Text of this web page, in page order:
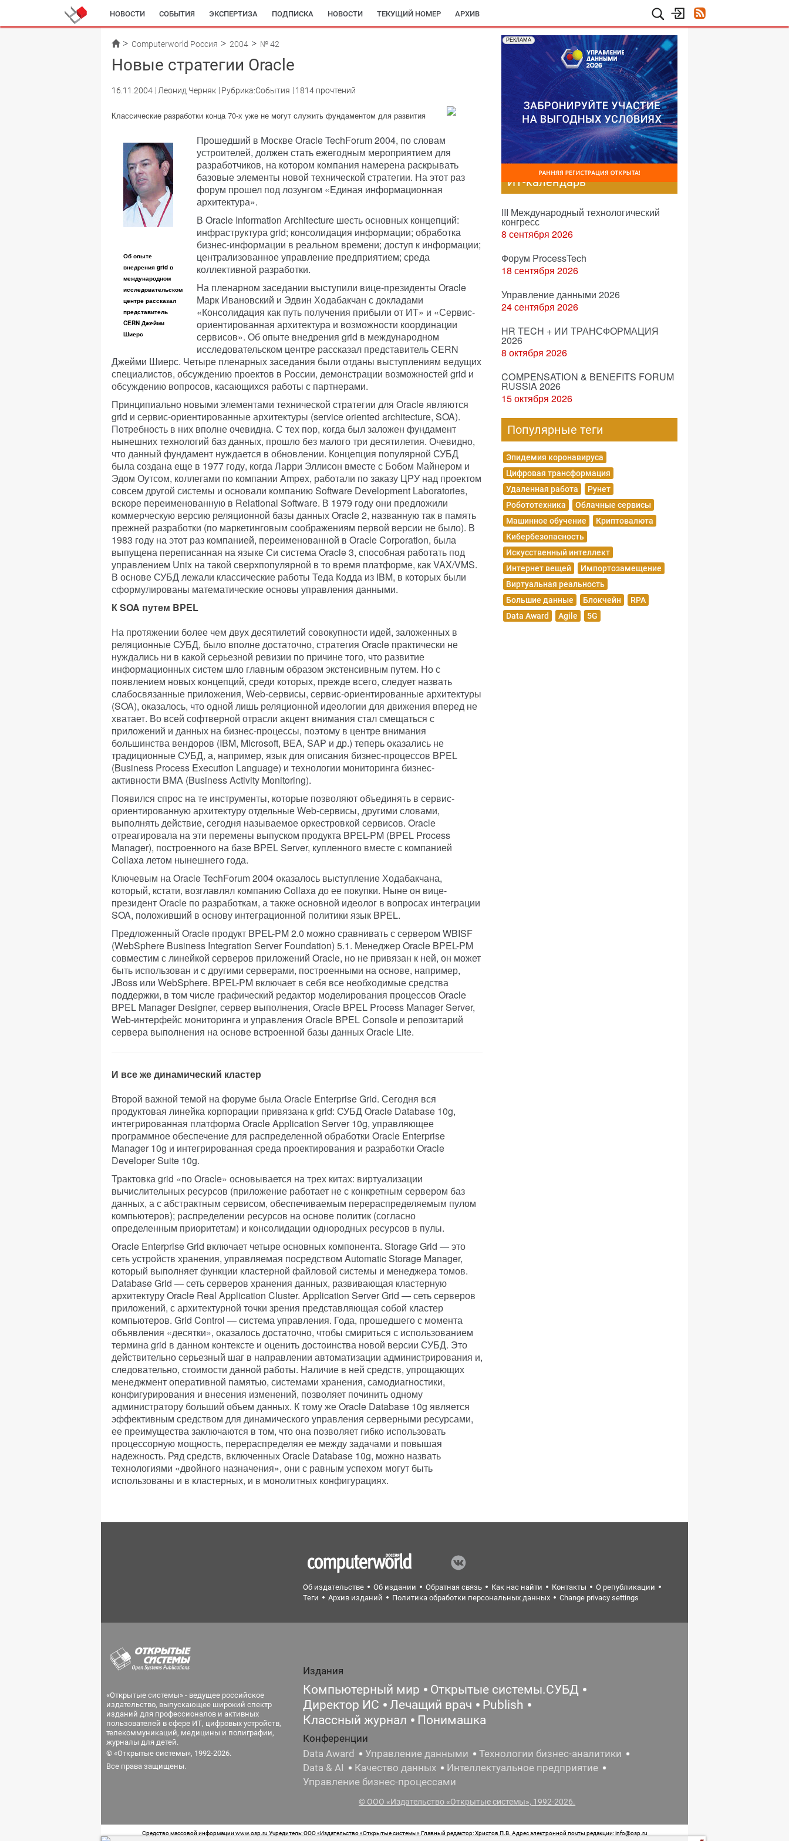
НОВОСТИ СОБЫТИЯ ЭКСПЕРТИЗА ПОДПИСКА НОВОСТИ ТЕКУЩИЙ НОМЕР АРХИВ
Computerworld Россия 2004 № 42
Новые стратегии Oracle
16.11.2004 Леонид Черняк Рубрика:События 1814 прочтений
Классические разработки конца 70-х уже не могут служить фундаментом для развития
Об опыте
внедрения grid в
международном
исследовательском
центре рассказал
представитель
CERN Джейми
Шиерс
Прошедший в Москве Oracle TechForum 2004, по словам
устроителей, должен стать ежегодным мероприятием для
разработчиков, на котором компания намерена раскрывать
базовые элементы новой технической стратегии. На этот раз
форум прошел под лозунгом «Единая информационная
архитектура».
В Oracle Information Architecture шесть основных концепций:
инфраструктура grid; консолидация информации; обработка
бизнес-информации в реальном времени; доступ к информации;
централизованное управление предприятием; среда
коллективной разработки.
На пленарном заседании выступили вице-президенты Oracle
Марк Ивановский и Эдвин Ходабакчан с докладами
«Консолидация как путь получения прибыли от ИТ» и «Сервис-
ориентированная архитектура и возможности координации
сервисов». Об опыте внедрения grid в международном
исследовательском центре рассказал представитель CERN
Джейми Шиерс. Четыре пленарных заседания были отданы выступлениям ведущих
специалистов, обсуждению проектов в России, демонстрации возможностей grid и
обсуждению вопросов, касающихся работы с партнерами.
Принципиально новыми элементами технической стратегии для Oracle являются
grid и сервис-ориентированные архитектуры (service oriented architecture, SOA).
Потребность в них вполне очевидна. С тех пор, когда был заложен фундамент
нынешних технологий баз данных, прошло без малого три десятилетия. Очевидно,
что данный фундамент нуждается в обновлении. Концепция популярной СУБД
была создана еще в 1977 году, когда Ларри Эллисон вместе с Бобом Майнером и
Эдом Оутсом, коллегами по компании Ampex, работали по заказу ЦРУ над проектом
совсем другой системы и основали компанию Software Development Laboratories,
вскоре переименованную в Relational Software. В 1979 году они предложили
коммерческую версию реляционной базы данных Oracle 2, названную так в память
прежней разработки (по маркетинговым соображениям первой версии не было). В
1983 году на этот раз компанией, переименованной в Oracle Corporation, была
выпущена переписанная на языке Си система Oracle 3, способная работать под
управлением Unix на такой сверхпопулярной в то время платформе, как VAX/VMS.
В основе СУБД лежали классические работы Теда Кодда из IBM, в которых были
сформулированы математические основы управления данными.
К SOA путем BPEL
На протяжении более чем двух десятилетий совокупности идей, заложенных в
реляционные СУБД, было вполне достаточно, стратегия Oracle практически не
нуждались ни в какой серьезной ревизии по причине того, что развитие
информационных систем шло главным образом экстенсивным путем. Но с
появлением новых концепций, среди которых, прежде всего, следует назвать
слабосвязанные приложения, Web-сервисы, сервис-ориентированные архитектуры
(SOA), оказалось, что одной лишь реляционной идеологии для движения вперед не
хватает. Во всей софтверной отрасли акцент внимания стал смещаться с
приложений и данных на бизнес-процессы, поэтому в центре внимания
большинства вендоров (IBM, Microsoft, BEA, SAP и др.) теперь оказались не
традиционные СУБД, а, например, язык для описания бизнес-процессов BPEL
(Business Process Execution Language) и технологии мониторинга бизнес-
активности BMA (Business Activity Monitoring).
Появился спрос на те инструменты, которые позволяют объединять в сервис-
ориентированную архитектуру отдельные Web-сервисы, другими словами,
выполнять действие, сегодня называемое оркестровкой сервисов. Oracle
отреагировала на эти перемены выпуском продукта BPEL-PM (BPEL Process
Manager), построенного на базе BPEL Server, купленного вместе с компанией
Collaxa летом нынешнего года.
Ключевым на Oracle TechForum 2004 оказалось выступление Ходабакчана,
который, кстати, возглавлял компанию Collaxa до ее покупки. Ныне он вице-
президент Oracle по разработкам, а также основной идеолог в вопросах интеграции
SOA, положивший в основу интеграционной политики язык BPEL.
Предложенный Oracle продукт BPEL-PM 2.0 можно сравнивать с сервером WBISF
(WebSphere Business Integration Server Foundation) 5.1. Менеджер Oracle BPEL-PM
совместим с линейкой серверов приложений Oracle, но не привязан к ней, он может
быть использован и с другими серверами, построенными на основе, например,
JBoss или WebSphere. BPEL-PM включает в себя все необходимые средства
поддержки, в том числе графический редактор моделирования процессов Oracle
BPEL Manager Designer, сервер выполнения, Oracle BPEL Process Manager Server,
Web-интерфейс мониторинга и управления Oracle BPEL Console и репозитарий
сервера выполнения на основе встроенной базы данных Oracle Lite.
И все же динамический кластер
Второй важной темой на форуме была Oracle Enterprise Grid. Сегодня вся
продуктовая линейка корпорации привязана к grid: СУБД Oracle Database 10g,
интегрированная платформа Oracle Application Server 10g, управляющее
программное обеспечение для распределенной обработки Oracle Enterprise
Manager 10g и интегрированная среда проектирования и разработки Oracle
Developer Suite 10g.
Трактовка grid «по Oracle» основывается на трех китах: виртуализации
вычислительных ресурсов (приложение работает не с конкретным сервером баз
данных, а с абстрактным сервисом, обеспечиваемым перераспределяемым пулом
компьютеров); распределении ресурсов на основе политик (согласно
определенным приоритетам) и консолидации однородных ресурсов в пулы.
Oracle Enterprise Grid включает четыре основных компонента. Storage Grid — это
сеть устройств хранения, управляемая посредством Automatic Storage Manager,
который выполняет функции кластерной файловой системы и менеджера томов.
Database Grid — сеть серверов хранения данных, развивающая кластерную
архитектуру Oracle Real Application Cluster. Application Server Grid — сеть серверов
приложений, с архитектурной точки зрения представляющая собой кластер
компьютеров. Grid Control — система управления. Года, прошедшего с момента
объявления «десятки», оказалось достаточно, чтобы смириться с использованием
термина grid в данном контексте и оценить достоинства новой версии СУБД. Это
действительно серьезный шаг в направлении автоматизации администрирования и,
следовательно, стоимости данной работы. Наличие в ней средств, упрощающих
менеджмент оперативной памятью, системами хранения, самодиагностики,
конфигурирования и внесения изменений, позволяет починить одному
администратору больший объем данных. К тому же Oracle Database 10g является
эффективным средством для динамического управления серверными ресурсами,
ее преимущества заключаются в том, что она позволяет гибко использовать
процессорную мощность, перераспределяя ее между задачами и повышая
надежность. Ряд средств, включенных Oracle Database 10g, можно назвать
технологиями «двойного назначения», они с равным успехом могут быть
использованы и в кластерных, и в монолитных конфигурациях.
РЕКЛАМА
ИТ-календарь
III Международный технологический
конгресс
8 сентября 2026
Форум ProcessTech
18 сентября 2026
Управление данными 2026
24 сентября 2026
HR TECH + ИИ ТРАНСФОРМАЦИЯ
2026
8 октября 2026
COMPENSATION & BENEFITS FORUM
RUSSIA 2026
15 октября 2026
Популярные теги
Эпидемия коронавируса
Цифровая трансформация
Удаленная работа
Рунет
Робототехника
Облачные сервисы
Машинное обучение
Криптовалюта
Кибербезопасность
Искусственный интеллект
Интернет вещей
Импортозамещение
Виртуальная реальность
Большие данные
Блокчейн
RPA
Data Award
Agile 5G
Об издательстве Об издании Обратная связь Как нас найти Контакты
О републикации
Теги
Архив изданий Политика обработки персональных данных Change privacy settings
«Открытые системы» - ведущее российское
издательство, выпускающее широкий спектр
изданий для профессионалов и активных
пользователей в сфере ИТ, цифровых устройств,
телекоммуникаций, медицины и полиграфии,
журналы для детей.
© «Открытые системы», 1992-2026.
Все права защищены.
Издания
Компьютерный мир
Открытые системы.СУБД
Директор ИС
Лечащий врач
Publish
Классный журнал
Понимашка
Конференции
Data Award
Управление данными
Технологии бизнес-аналитики
Data & AI
Качество данных
Интеллектуальное предприятие
Управление бизнес-процессами
© ООО «Издательство «Открытые системы», 1992-2026.
Средство массовой информации www.osp.ru Учредитель: ООО «Издательство «Открытые системы» Главный редактор: Христов П.В. Адрес электронной почты редакции: info@osp.ru